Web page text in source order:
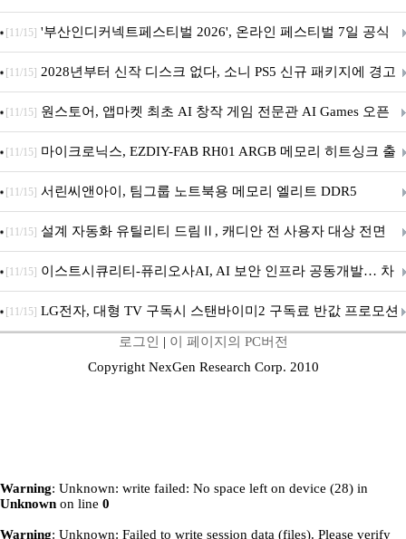
퍼 대기
[11/15] '부산인디커넥트페스티벌 2026', 온라인 페스티벌 7일 공식
개막... 22일간 진행
[11/15] 2028년부터 신작 디스크 없다, 소니 PS5 신규 패키지에 경고
문 추가
[11/15] 원스토어, 앱마켓 최초 AI 창작 게임 전문관 AI Games 오픈
[11/15] 마이크로닉스, EZDIY-FAB RH01 ARGB 메모리 히트싱크 출
시
[11/15] 서린씨앤아이, 팀그룹 노트북용 메모리 엘리트 DDR5
5600MHz 16GB 출시
[11/15] 설계 자동화 유틸리티 드림Ⅱ, 캐디안 전 사용자 대상 전면
무상 배포
[11/15] 이스트시큐리티-퓨리오사AI, AI 보안 인프라 공동개발… 차
세대 AI 보안 플랫폼 구축
[11/15] LG전자, 대형 TV 구독시 스탠바이미2 구독료 반값 프로모션
로그인 | 이 페이지의 PC버전
Copyright NexGen Research Corp. 2010
Warning: Unknown: write failed: No space left on device (28) in
Unknown on line 0
Warning: Unknown: Failed to write session data (files). Please verify